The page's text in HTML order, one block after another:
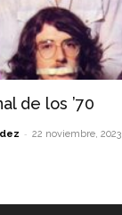
de los ’70
- 22 noviembre, 2023